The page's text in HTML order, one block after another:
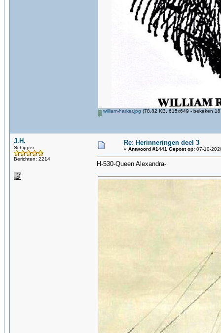
william-harker.jpg (78.82 KB, 615x649 - bekeken
J.H.
Schipper
Berichten: 2214
Re: Herinneringen deel 3
« Antwoord #1441 Gepost op: 07-10-
H-530-Queen Alexandra-